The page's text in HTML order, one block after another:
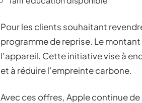
Pour les clients souhaitant
programme de reprise. Le
l’appareil. Cette initiative vise à
et à réduire l’empreinte carbone.
Avec ces offres, Apple continue